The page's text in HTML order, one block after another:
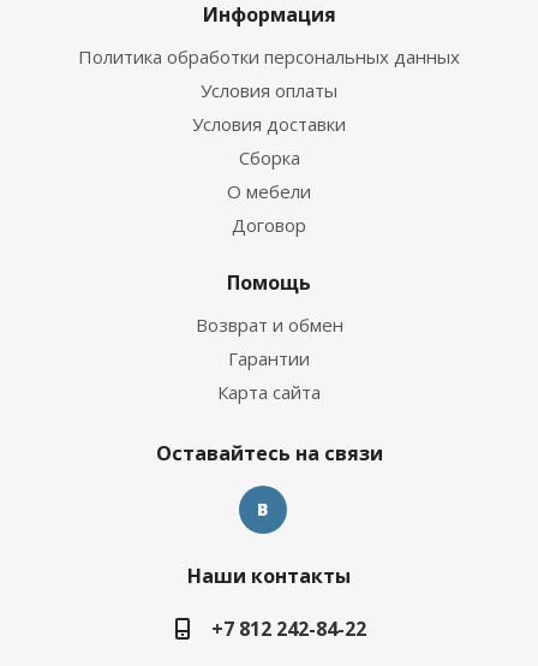
Информация
Политика обработки персональных данных
Условия оплаты
Условия доставки
Сборка
О мебели
Договор
Помощь
Возврат и обмен
Гарантии
Карта сайта
Оставайтесь на связи
Наши контакты
+7 812 242-84-22